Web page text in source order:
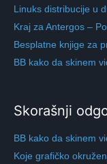
Linuks distribucije u
Kraj za Antergos –
Besplatne knjige za
BB kako da skinem
Skorašnji
BB kako da skinem
Koje grafičko